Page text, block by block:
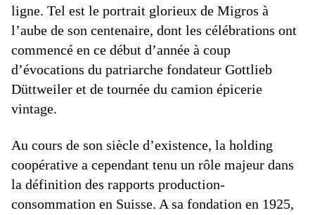
ligne. Tel est le portrait glorieux de Migros à
l’aube de son centenaire, dont les célébrations ont
commencé en ce début d’année à coup
d’évocations du patriarche fondateur Gottlieb
Düttweiler et de tournée du camion épicerie
vintage.
Au cours de son siècle d’existence, la holding
coopérative a cependant tenu un rôle majeur dans
la définition des rapports production-
consommation en Suisse. A sa fondation en 1925,